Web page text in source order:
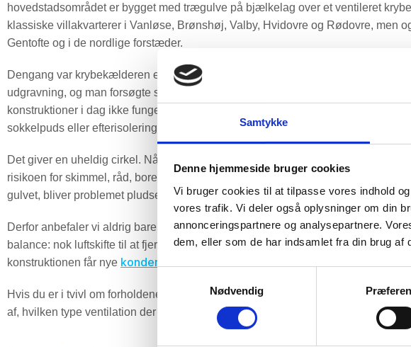
Samtykke
Denne hjemmeside bruger cookies
Vi bruger cookies til at tilpasse vores indhold
vores trafik. Vi deler også oplysninger om din
annonceringspartnere og analysepartnere.
dem, eller som de har indsamlet fra din brug af
Nødvendig
hovedstadsområdet er bygget med trægulve på bjælkelag over et ventileret
klassiske villakvarterer i Vanløse, Brønshøj, Valby, Hvidovre og Rødovre, men
Gentofte og i de nordlige forstæder.
Dengang var krybekælderen en praktisk måde at løfte gulvkonstruktionen fri af
udgravning, og man forsøgte samtidig at holde fugten væk fra trægulve og
konstruktioner i dag ikke fungerer optimalt. Vi ser ofte, at ventilationsriste er for
sokkelpuds eller efterisolering – eller ganske enkelt lukket, fordi tidligere
Det giver en uheldig cirkel. Når ventilationen lukkes, bliver krybekælderen
risikoen for skimmel, råd, borebiller og dårlig lugt. Og når lugten eller
gulvet, bliver problemet pludselig et indeklimaproblem i boligen.
Derfor anbefaler vi aldrig bare at åbne lidt mere op uden at vurdere hele
balance: nok luftskifte til at fjerne fugt og eventueltradon– men ikke så
konstruktionen får nye kondensproblemer
Hvis du er i tvivl om forholdene under dit hus, kan du ringe til Balling Ventilation
af, hvilken type ventilation der passer til din krybekælder i København og omegn.